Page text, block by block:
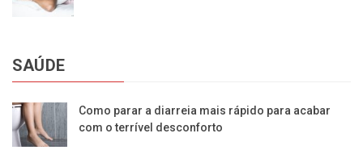
SAÚDE
Como parar a diarreia mais rápido para acabar
com o terrível desconforto